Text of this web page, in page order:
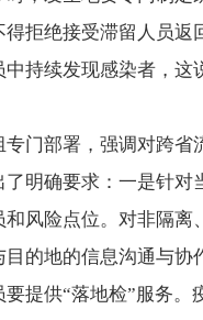
拒绝接受滞留人员
持续发现感染者，
门部署，强调对跨
明确要求：一是针
风险点位。对非隔
的地的信息沟通与
提供“落地检”服务